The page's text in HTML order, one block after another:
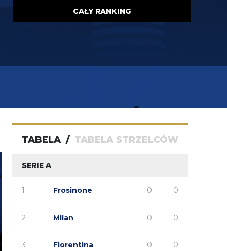
07.08.2026 17:11
capri sun
CAŁY RANKING
TABELA / TABELA STRZELCÓW
SERIE A
1 Frosinone 0 0
2 Milan 0 0
3 Fiorentina 0 0